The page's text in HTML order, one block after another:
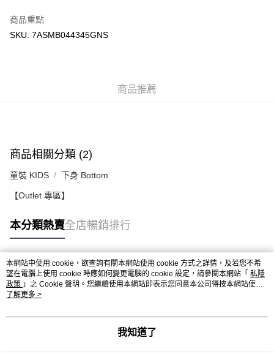
WeChat Pay
每筆HK$50.00，滿HK$499.00或以上免運費
配送至澳門
商品重點
SKU: 7ASMB044345GNS
商品推薦
商品相關分類 (2)
童裝 KIDS 下身 Bottom
【Outlet 專區】
本分類熱賣全店暢銷排行
熱門標籤
熱銷排行
本網站中使用 cookie，欲查詢有關本網站使用 cookie 方式之詳情，及若您不希
望在電腦上使用 cookie 時應如何變更電腦的 cookie 設定，請參閱本網站「 私隱
政策 」之 Cookie 聲明。您繼續使用本網站即表示您同意本公司得按本網站使用
條款之 Cookie 聲明使用 cookie。
了解更多 >
我知道了